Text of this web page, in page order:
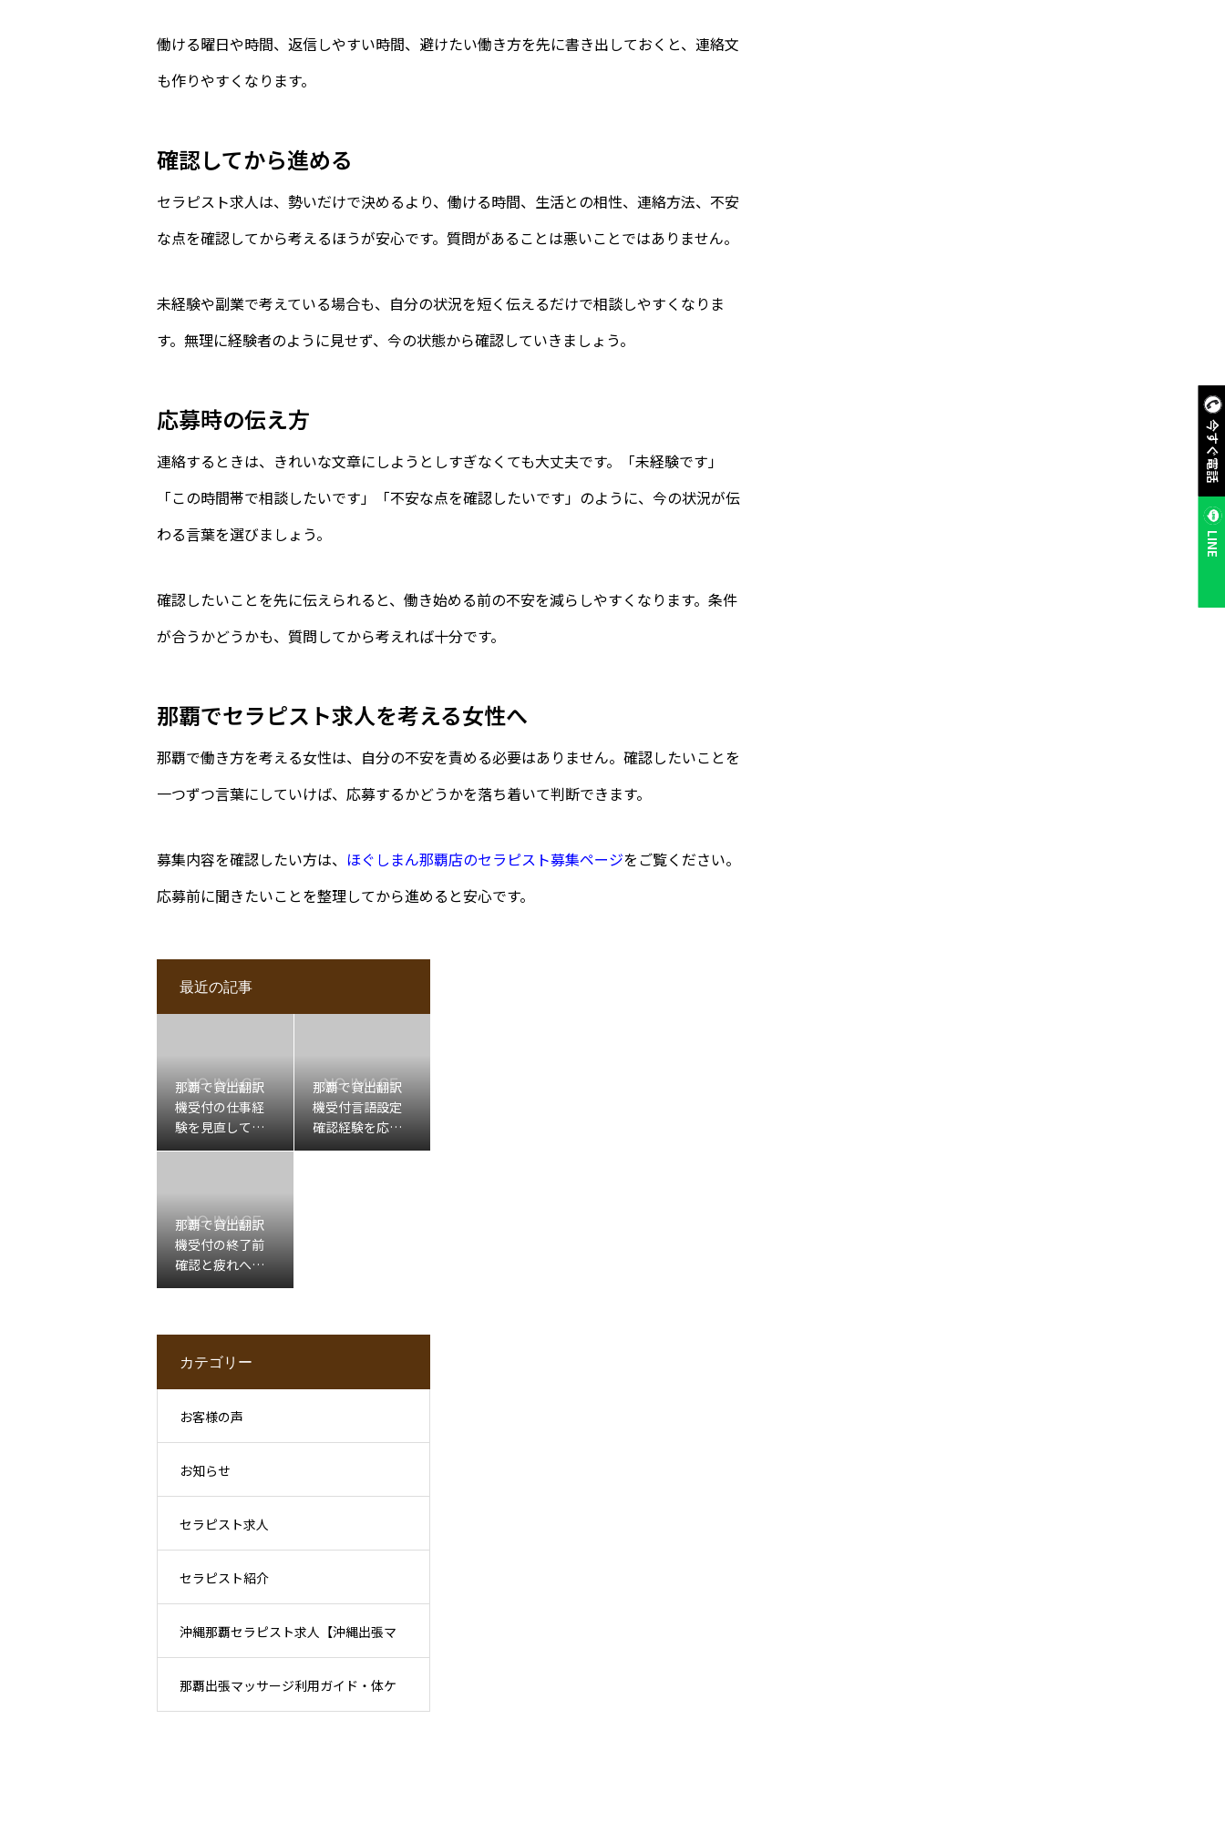
今すぐ電話
LINE
働ける曜日や時間、返信しやすい時間、避けたい働き方を先に書き出しておくと、連絡文
も作りやすくなります。
確認してから進める
セラピスト求人は、勢いだけで決めるより、働ける時間、生活との相性、連絡方法、不安
な点を確認してから考えるほうが安心です。質問があることは悪いことではありません。
未経験や副業で考えている場合も、自分の状況を短く伝えるだけで相談しやすくなりま
す。無理に経験者のように見せず、今の状態から確認していきましょう。
応募時の伝え方
連絡するときは、きれいな文章にしようとしすぎなくても大丈夫です。「未経験です」
「この時間帯で相談したいです」「不安な点を確認したいです」のように、今の状況が伝
わる言葉を選びましょう。
確認したいことを先に伝えられると、働き始める前の不安を減らしやすくなります。条件
が合うかどうかも、質問してから考えれば十分です。
那覇でセラピスト求人を考える女性へ
那覇で働き方を考える女性は、自分の不安を責める必要はありません。確認したいことを
一つずつ言葉にしていけば、応募するかどうかを落ち着いて判断できます。
募集内容を確認したい方は、 ほぐしまん那覇店のセラピスト募集ページをご覧ください。
応募前に聞きたいことを整理してから進めると安心です。
最近の記事
那覇で貸出翻訳
機受付の仕事経
験を見直してセ
ラピスト求人を
那覇で貸出翻訳
機受付言語設定
確認経験を応募
前に整理したい
那覇で貸出翻訳
機受付の終了前
確認と疲れへの
理解を活かした
カテゴリー
お客様の声
お知らせ
セラピスト求人
セラピスト紹介
沖縄那覇セラピスト求人【沖縄出張マ
ッサージほぐしまん那覇店】
那覇出張マッサージ利用ガイド・体ケ